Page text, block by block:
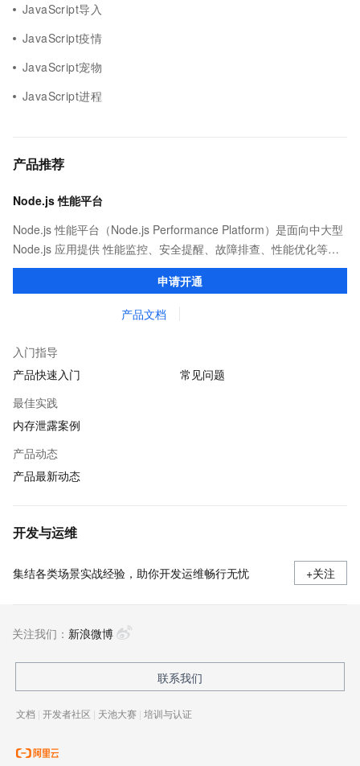
JavaScript导入
JavaScript疫情
JavaScript宠物
JavaScript进程
产品推荐
Node.js 性能平台
Node.js 性能平台（Node.js Performance Platform）是面向中大型
Node.js 应用提供 性能监控、安全提醒、故障排查、性能优化等服
务的整体性解决方案。提供完善的工具链和服务，协助客户主动、
申请开通
产品文档
入门指导
产品快速入门
常见问题
最佳实践
内存泄露案例
产品动态
产品最新动态
开发与运维
集结各类场景实战经验，助你开发运维畅行无忧 +关注
关注我们： 新浪微博
联系我们
文档 | 开发者社区 | 天池大赛 | 培训与认证